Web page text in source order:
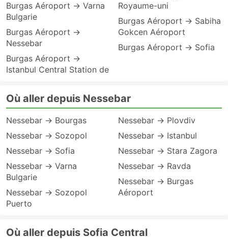
Burgas Aéroport → Varna
Bulgarie
Burgas Aéroport →
Nessebar
Burgas Aéroport →
Istanbul Central Station de
Royaume-uni
Burgas Aéroport → Sabiha
Gokcen Aéroport
Burgas Aéroport → Sofia
Où aller depuis Nessebar
Nessebar → Bourgas
Nessebar → Sozopol
Nessebar → Sofia
Nessebar → Varna
Bulgarie
Nessebar → Sozopol
Puerto
Nessebar → Plovdiv
Nessebar → Istanbul
Nessebar → Stara Zagora
Nessebar → Ravda
Nessebar → Burgas
Aéroport
Où aller depuis Sofia Central